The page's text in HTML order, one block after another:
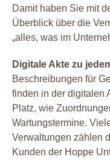
Damit haben Sie mit
Überblick über die
„alles, was im
Digitale Akte zu
Beschreibungen für
finden in der digitalen
Platz, wie
Wartungstermine.
Verwaltungen zählen
Kunden der Hoppe